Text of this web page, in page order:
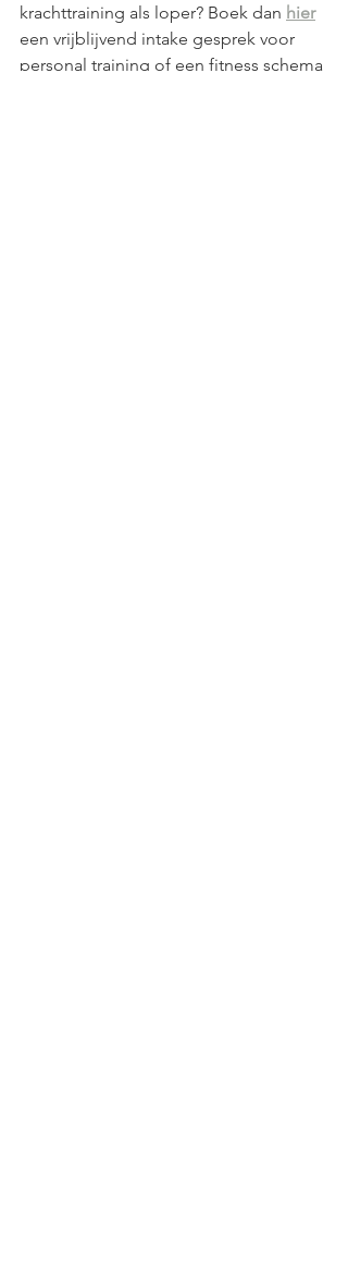
krachttraining als loper? Boek dan hier
een vrijblijvend intake gesprek voor
personal training of een fitness schema